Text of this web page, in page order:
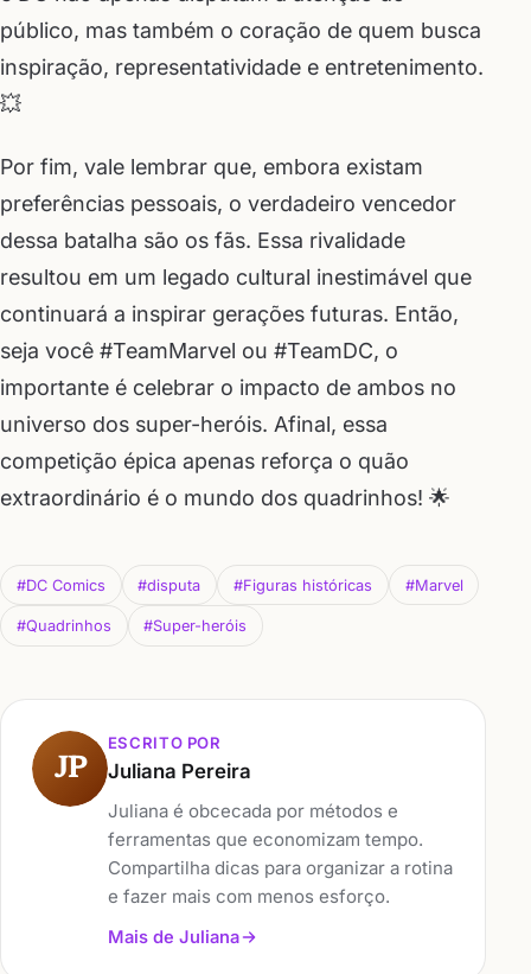
público, mas também o coração de quem busca
inspiração, representatividade e entretenimento.
💥
Por fim, vale lembrar que, embora existam
preferências pessoais, o verdadeiro vencedor
dessa batalha são os fãs. Essa rivalidade
resultou em um legado cultural inestimável que
continuará a inspirar gerações futuras. Então,
seja você #TeamMarvel ou #TeamDC, o
importante é celebrar o impacto de ambos no
universo dos super-heróis. Afinal, essa
competição épica apenas reforça o quão
extraordinário é o mundo dos quadrinhos! 🌟
#DC Comics #disputa #Figuras históricas #Marvel
#Quadrinhos #Super-heróis
JP
ESCRITO POR
Juliana Pereira
Juliana é obcecada por métodos e
ferramentas que economizam tempo.
Compartilha dicas para organizar a rotina
e fazer mais com menos esforço.
Mais de Juliana